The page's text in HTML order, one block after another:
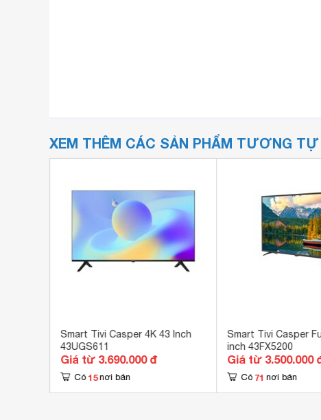
XEM THÊM CÁC SẢN PHẨM TƯƠNG TỰ
Smart Tivi Casper 4K 43 Inch
43UGS611
Giá từ 3.690.000 đ
Có 15 nơi bán
Smart Tivi Casper
inch 43FX5200
Giá từ 3.500.000
Có 71 nơi bán